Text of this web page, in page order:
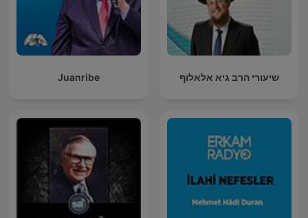
Juanribe שיעורי הרב גיא אלאלוף